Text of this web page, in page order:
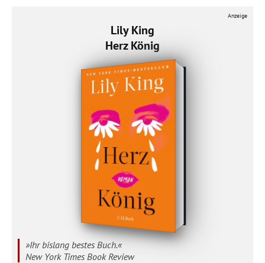
Anzeige
Lily King
Herz König
»Ihr bislang bestes Buch.«
New York Times Book Review